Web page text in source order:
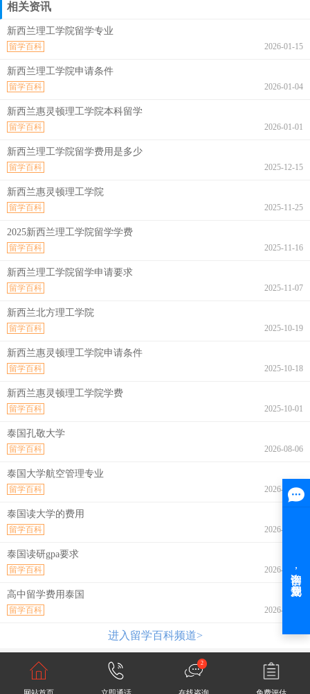
相关资讯
新西兰理工学院留学专业
2026-01-15
留学百科
新西兰理工学院申请条件
2026-01-04
留学百科
新西兰惠灵顿理工学院本科留学
2026-01-01
留学百科
新西兰理工学院留学费用是多少
2025-12-15
留学百科
新西兰惠灵顿理工学院
2025-11-25
留学百科
2025新西兰理工学院留学学费
2025-11-16
留学百科
新西兰理工学院留学申请要求
2025-11-07
留学百科
新西兰北方理工学院
2025-10-19
留学百科
新西兰惠灵顿理工学院申请条件
2025-10-18
留学百科
新西兰惠灵顿理工学院学费
2025-10-01
留学百科
泰国孔敬大学
2026-08-06
留学百科
泰国大学航空管理专业
2026-08-06
留学百科
泰国读大学的费用
2026-08-06
留学百科
泰国读研gpa要求
2026-08-06
留学百科
高中留学费用泰国
2026-08-06
留学百科
进入留学百科频道>
2